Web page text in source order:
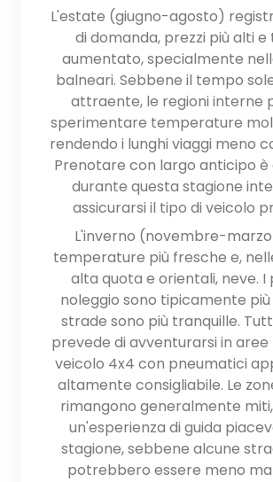
L'estate (giugno-agosto)
di domanda, prezzi più alti
aumentato, specialmente
balneari. Sebbene il tempo
attraente, le regioni interne
sperimentare temperature
rendendo i lunghi viaggi meno
Prenotare con largo anticipo è
durante questa stagione
assicurarsi il tipo di veicolo
L'inverno (novembre-
temperature più fresche e,
alta quota e orientali, neve. I
noleggio sono tipicamente più
strade sono più tranquille.
prevede di avventurarsi in aree
veicolo 4x4 con pneumatici
altamente consigliabile. Le
rimangono generalmente
un'esperienza di guida
stagione, sebbene alcune
potrebbero essere meno